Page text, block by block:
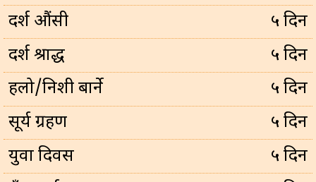
दर्श औंसी
५ दिन
दर्श श्राद्ध
५ दिन
हलो/निशी बार्ने
५ दिन
सूर्य ग्रहण
५ दिन
युवा दिवस
५ दिन